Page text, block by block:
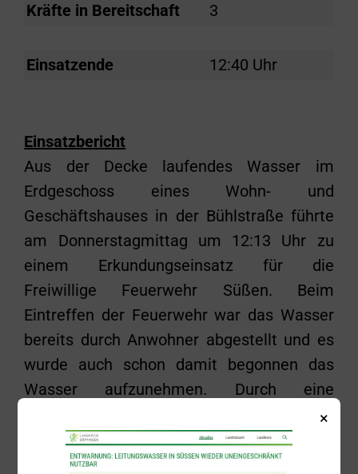
Kräfte in Bereitschaft 3
Einsatzende 12:40 Uhr
Einsatzbericht
Aus der Decke laufendes Wasser im
Erdgeschoss eines Wohn- und
Geschäftshauses in der Bühlstraße führte
am Donnerstagmittag um 12:13 Uhr zu
einem Erkundungseinsatz für die
Freiwillige Feuerwehr Süßen. Beim
Eintreffen der Feuerwehr war das Wasser
bereits durch Anwohner abgestellt und es
wurde auch schon damit begonnen das
Wasser aufzunehmen. Durch eine
Revisionsöffnung in der Zwischendecke
wurde festgestellt, dass es sich um einen
Defekt an einer Rohrleitung handelte. Da
×